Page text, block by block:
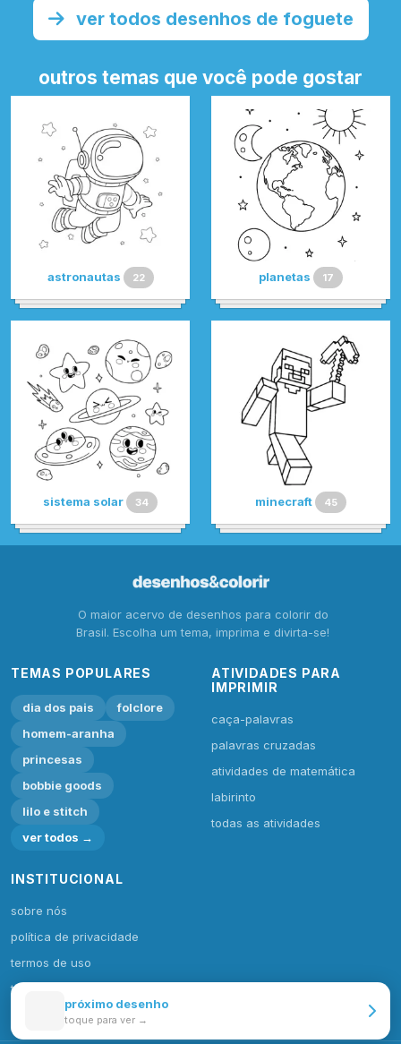
ver todos desenhos de foguete
outros temas que você pode gostar
astronautas 22 planetas 17
sistema solar 34 minecraft 45
próximo desenho
toque para ver →
O maior acervo de desenhos para colorir do
Brasil. Escolha um tema, imprima e divirta-se!
TEMAS POPULARES
dia dos pais
folclore
homem-aranha
princesas
bobbie goods
lilo e stitch
ver todos →
ATIVIDADES PARA
IMPRIMIR
caça-palavras
palavras cruzadas
atividades de matemática
labirinto
todas as atividades
INSTITUCIONAL
sobre nós
política de privacidade
termos de uso
todas categorias